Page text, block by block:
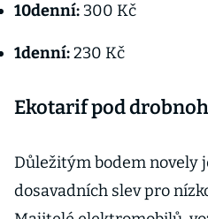
10denní: 300 Kč
1denní:230 Kč
Ekotarif pod
Důležitým bodem novely
dosavadních slev pro